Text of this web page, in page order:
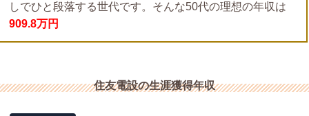
しでひと段落する世代です。そんな50代の理想の年収は
909.8万円
住友電設の生涯獲得年収